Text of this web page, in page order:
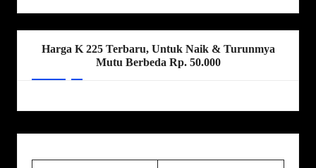
Harga K 225 Terbaru, Untuk Naik & Turunmya
Mutu Berbeda Rp. 50.000